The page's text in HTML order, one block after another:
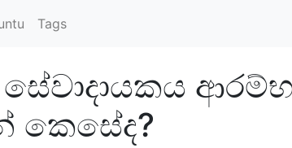
Tags
සේවාදායකය
කෙසේද?